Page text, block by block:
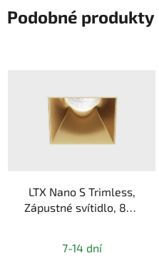
Podobné produkty
LTX Nano S Trimless,
Zápustné svítidlo, 8W,
7-14 dní